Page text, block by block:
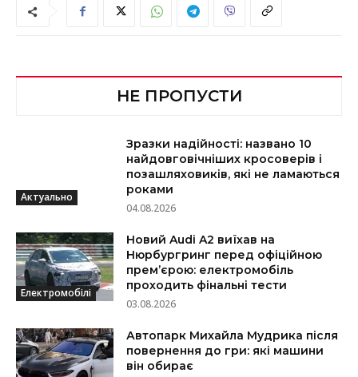
НЕ ПРОПУСТИ
Актуально
Зразки надійності: названо 10
найдовговічніших кросоверів і
позашляховиків, які не ламаються
роками
04.08.2026
Електромобілі
Новий Audi A2 виїхав на
Нюрбургринг перед офіційною
прем’єрою: електромобіль
проходить фінальні тести
03.08.2026
Автопарк Михайла Мудрика після
повернення до гри: які машини
він обирає